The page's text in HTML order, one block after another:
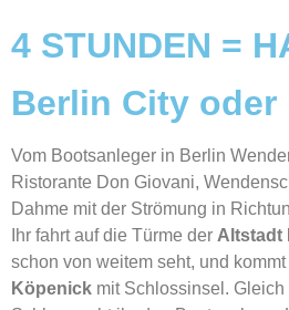
4 STUNDEN =
Berlin City oder
Vom Bootsanleger in Berlin
Ristorante Don Giovani,
Dahme mit der Strömung in
Ihr fahrt auf die Türme der Altstadt
schon von weitem seht, und
Köpenick mit Schlossinsel.